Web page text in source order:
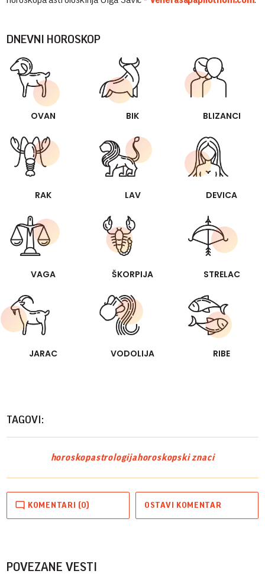
DNEVNI HOROSKOP
OVAN BIK BLIZANCI
RAK LAV DEVICA
VAGA ŠKORPIJA STRELAC
JARAC VODOLIJA RIBE
TAGOVI:
horoskopastrologijahoroskopski znaci
KOMENTARI (0) OSTAVI KOMENTAR
POVEZANE VESTI